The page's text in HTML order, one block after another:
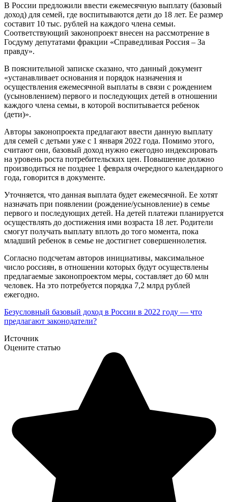
В России предложили ввести ежемесячную выплату (базовый
доход) для семей, где воспитываются дети до 18 лет. Ее размер
составит 10 тыс. рублей на каждого члена семьи.
Соответствующий законопроект внесен на рассмотрение в
Госдуму депутатами фракции «Справедливая Россия – За
правду».
В пояснительной записке сказано, что данный документ
«устанавливает основания и порядок назначения и
осуществления ежемесячной выплаты в связи с рождением
(усыновлением) первого и последующих детей в отношении
каждого члена семьи, в которой воспитывается ребенок
(дети)».
Авторы законопроекта предлагают ввести данную выплату
для семей с детьми уже с 1 января 2022 года. Помимо этого,
считают они, базовый доход нужно ежегодно индексировать
на уровень роста потребительских цен. Повышение должно
производиться не позднее 1 февраля очередного календарного
года, говорится в документе.
Уточняется, что данная выплата будет ежемесячной. Ее хотят
назначать при появлении (рождение/усыновление) в семье
первого и последующих детей. На детей платежи планируется
осуществлять до достижения ими возраста 18 лет. Родители
смогут получать выплату вплоть до того момента, пока
младший ребенок в семье не достигнет совершеннолетия.
Согласно подсчетам авторов инициативы, максимальное
число россиян, в отношении которых будут осуществлены
предлагаемые законопроектом меры, составляет до 60 млн
человек. На это потребуется порядка 7,2 млрд рублей
ежегодно.
Безусловный базовый доход в России в 2022 году — что
предлагают законодатели?
Источник
Оцените статью